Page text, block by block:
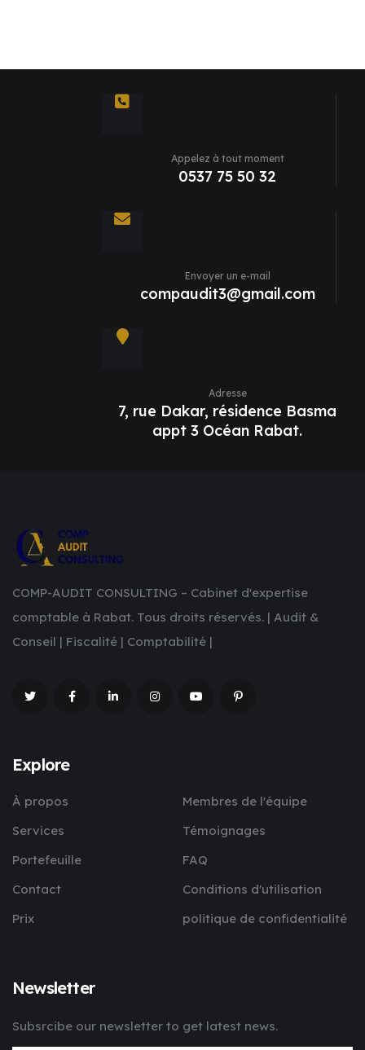
Appelez à tout moment
0537 75 50 32
Envoyer un e-mail
compaudit3@gmail.com
Adresse
7, rue Dakar, résidence Basma
appt 3 Océan Rabat.
COMP-AUDIT CONSULTING – Cabinet d'expertise
comptable à Rabat. Tous droits réservés. | Audit &
Conseil | Fiscalité | Comptabilité |
Explore
À propos
Membres de l'équipe
Services
Témoignages
Portefeuille
FAQ
Contact
Conditions d'utilisation
Prix
politique de confidentialité
Newsletter
Subsrcibe our newsletter to get latest news.